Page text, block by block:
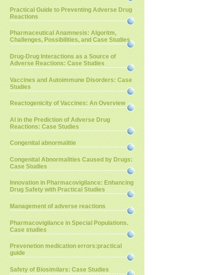
Practical Guide to Preventing Adverse Drug
Reactions
Pharmaceutical Anamnesis: Algoritm,
Challenges, Possibilities, and Case Studies
Drug-Drug Interactions as a Source of
Adverse Reactions: Case Studies
Vaccines and Autoimmune Disorders: Case
Studies
Reactogenicity of Vaccines: An Overview
AI in the Prediction of Adverse Drug
Reactions: Case Studies
Congenital abnormalitie
Congenital Abnormalities Caused by Drugs:
Case Studies
Innovation in Pharmacovigilance: Enhancing
Drug Safety with Practical Studies
Management of adverse reactions
Pharmacovigilance in Special Populations.
Case studies
Prevenetion medication errors:practical
guide
Safety of Biosimilars: Case Studies